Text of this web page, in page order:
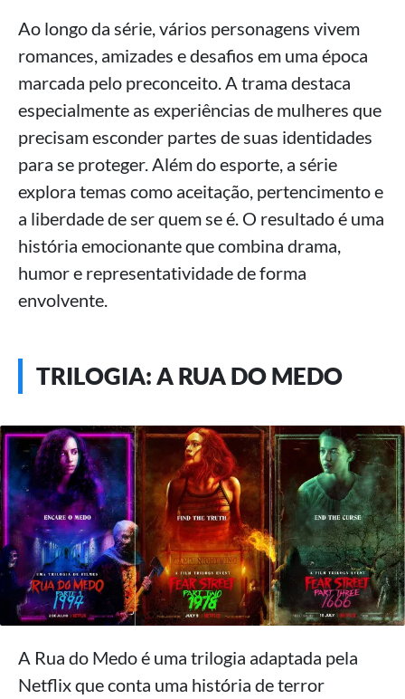
Ao longo da série, vários personagens vivem
romances, amizades e desafios em uma época
marcada pelo preconceito. A trama destaca
especialmente as experiências de mulheres que
precisam esconder partes de suas identidades
para se proteger. Além do esporte, a série
explora temas como aceitação, pertencimento e
a liberdade de ser quem se é. O resultado é uma
história emocionante que combina drama,
humor e representatividade de forma
envolvente.
TRILOGIA: A RUA DO MEDO
A Rua do Medo é uma trilogia adaptada pela
Netflix que conta uma história de terror